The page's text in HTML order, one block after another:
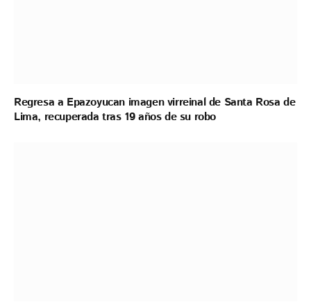
Regresa a Epazoyucan imagen virreinal de Santa Rosa de
Lima, recuperada tras 19 años de su robo